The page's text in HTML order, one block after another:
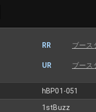
RR ブース
UR ブース
hBP01-051
1stBuzz